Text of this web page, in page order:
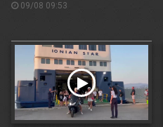
09/08 09:53